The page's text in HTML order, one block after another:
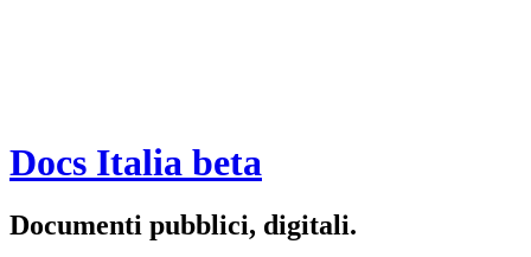
Docs Italia beta
Documenti pubblici, digitali.